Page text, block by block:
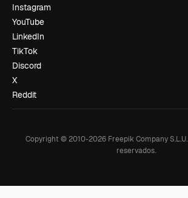
Instagram
YouTube
LinkedIn
TikTok
Discord
X
Reddit
Copyright © 2010-2026Freepik Company S.L.U.
reservados.